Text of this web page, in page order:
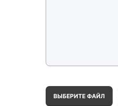
ВЫБЕРИТЕ ФАЙЛ